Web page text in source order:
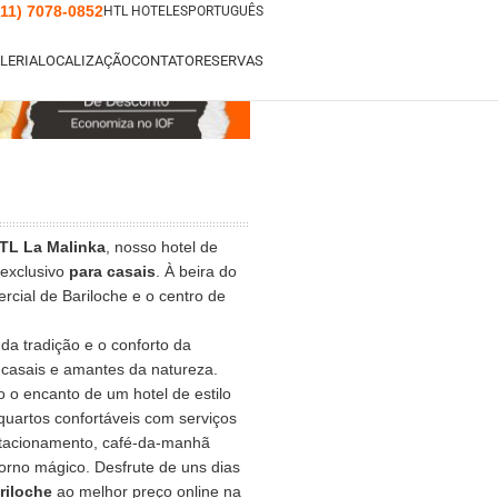
7078-0852HTL HOTELESPORTUGUÊS
LOCALIZAÇÃOCONTATORESERVAS
La Malinka, nosso hotel de
para casais. À beira do
de Bariloche e o centro de
tradição e o conforto da
e amantes da natureza.
o encanto de um hotel de estilo
confortáveis com serviços
café-da-manhã
mágico. Desfrute de uns dias
ao melhor preço online na